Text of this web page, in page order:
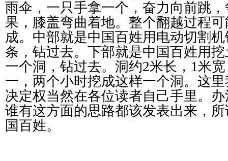
雨伞，一只手拿一个，奋力向前跳
果，膝盖弯曲着地。整个翻越过程
成。中部就是中国百姓用电动切割
条，钻过去。下部就是中国百姓用
一个洞，钻过去。洞约2米长， 1米
一，两个小时挖成这样一个洞。这
决定权当然在各位读者自己手里。
谁有这方面的思路都该发表出来，
国百姓。